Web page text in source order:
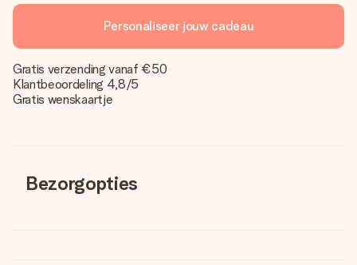
Personaliseer jouw cadeau
Gratis verzending vanaf €50
Klantbeoordeling 4,8/5
Gratis wenskaartje
Bezorgopties